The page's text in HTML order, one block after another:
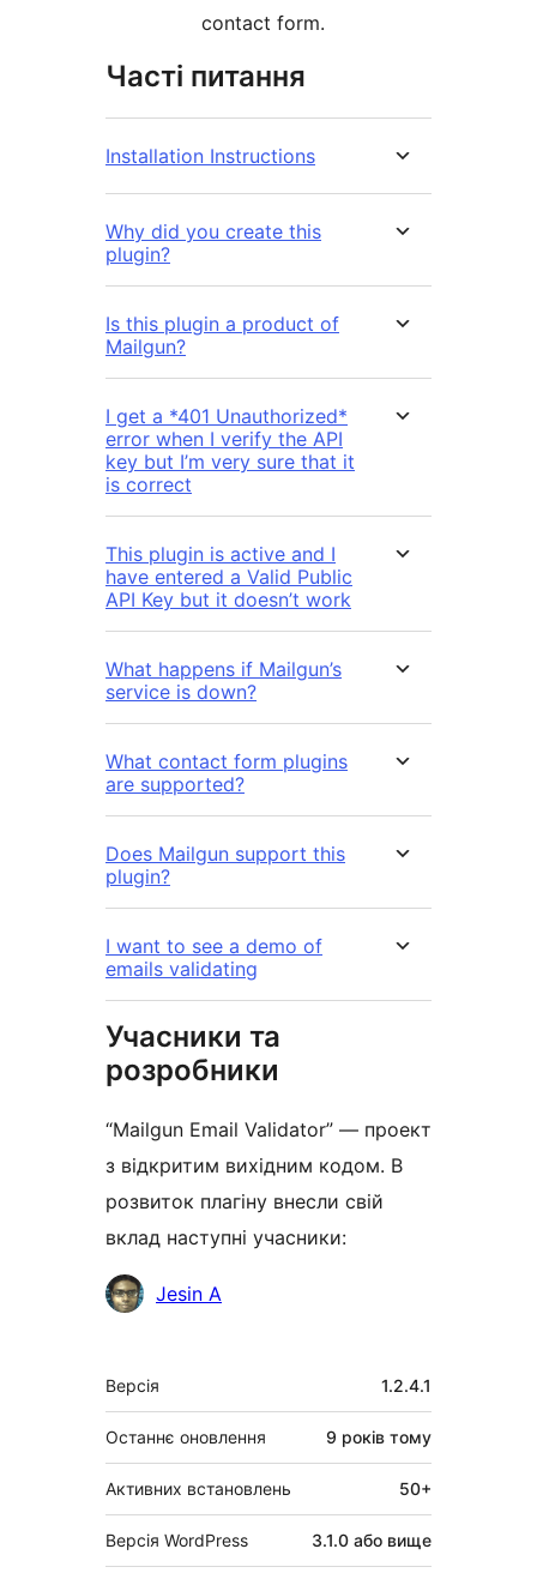
contact form.
Часті питання
Installation Instructions
Why did you create this
plugin?
Is this plugin a product of
Mailgun?
I get a *401 Unauthorized*
error when I verify the API
key but I’m very sure that it
is correct
This plugin is active and I
have entered a Valid Public
API Key but it doesn’t work
What happens if Mailgun’s
service is down?
What contact form plugins
are supported?
Does Mailgun support this
plugin?
I want to see a demo of
emails validating
Учасники та
розробники
“Mailgun Email Validator” — проект
з відкритим вихідним кодом. В
розвиток плагіну внесли свій
вклад наступні учасники:
УчасникиJesin A
Мета
Версія 1.2.4.1
Останнє оновлення 9 років тому
Активних встановлень 50+
Версія WordPress 3.1.0 або вище